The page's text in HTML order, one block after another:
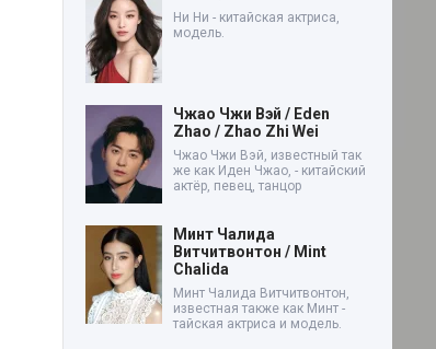
Ни Ни - китайская актриса,
модель.
Чжао Чжи Вэй / Eden
Zhao / Zhao Zhi Wei
Чжао Чжи Вэй, известный так
же как Иден Чжао, - китайский
актёр, певец, танцор
Минт Чалида
Витчитвонтон / Mint
Chalida
Минт Чалида Витчитвонтон,
известная также как Минт -
тайская актриса и модель.